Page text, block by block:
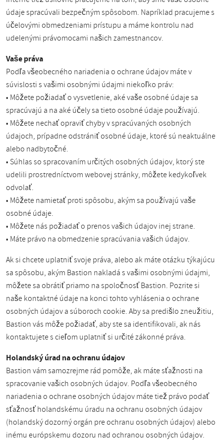
údaje spracúvali bezpečným spôsobom. Napríklad pracujeme s
účelovými obmedzeniami prístupu a máme kontrolu nad
udelenými právomocami našich zamestnancov.
Vaše práva
Podľa všeobecného nariadenia o ochrane údajov máte v
súvislosti s vašimi osobnými údajmi niekoľko práv:
• Môžete požiadať o vysvetlenie, aké vaše osobné údaje sa
spracúvajú a na aké účely sa tieto osobné údaje používajú.
• Môžete nechať opraviť chyby v spracúvaných osobných
údajoch, prípadne odstrániť osobné údaje, ktoré sú neaktuálne
alebo nadbytočné.
• Súhlas so spracovaním určitých osobných údajov, ktorý ste
udelili prostredníctvom webovej stránky, môžete kedykoľvek
odvolať.
• Môžete namietať proti spôsobu, akým sa používajú vaše
osobné údaje.
• Môžete nás požiadať o prenos vašich údajov inej strane.
• Máte právo na obmedzenie spracúvania vašich údajov.
Ak si chcete uplatniť svoje práva, alebo ak máte otázku týkajúcu
sa spôsobu, akým Bastion nakladá s vašimi osobnými údajmi,
môžete sa obrátiť priamo na spoločnosť Bastion. Pozrite si
naše kontaktné údaje na konci tohto vyhlásenia o ochrane
osobných údajov a súboroch cookie. Aby sa predišlo zneužitiu,
Bastion vás môže požiadať, aby ste sa identifikovali, ak nás
kontaktujete s cieľom uplatniť si určité zákonné práva.
Holandský úrad na ochranu údajov
Bastion vám samozrejme rád pomôže, ak máte sťažnosti na
spracovanie vašich osobných údajov. Podľa všeobecného
nariadenia o ochrane osobných údajov máte tiež právo podať
sťažnosť holandskému úradu na ochranu osobných údajov
(holandský dozorný orgán pre ochranu osobných údajov) alebo
inému európskemu dozoru nad ochranou osobných údajov.